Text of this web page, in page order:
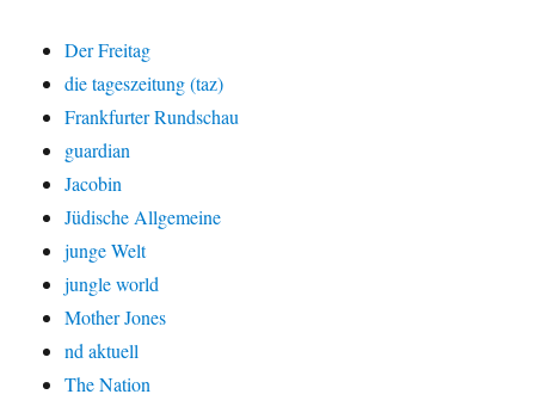
Der Freitag
die tageszeitung (taz)
Frankfurter Rundschau
guardian
Jacobin
Jüdische Allgemeine
junge Welt
jungle world
Mother Jones
nd aktuell
The Nation